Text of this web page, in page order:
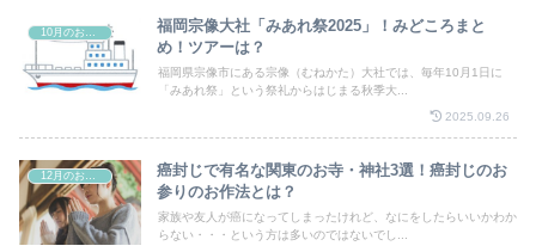
福岡宗像大社「みあれ祭2025」！みどころまと
め！ツアーは？
福岡県宗像市にある宗像（むねかた）大社では、毎年10月1日に
「みあれ祭」という祭礼からはじまる秋季大...
2025.09.26
癌封じで有名な関東のお寺・神社3選！癌封じのお
参りのお作法とは？
家族や友人が癌になってしまったけれど、なにをしたらいいかわか
らない・・・という方は多いのではないでし...